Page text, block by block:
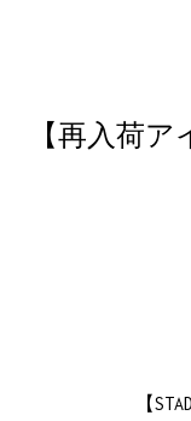
【再入荷ア
【